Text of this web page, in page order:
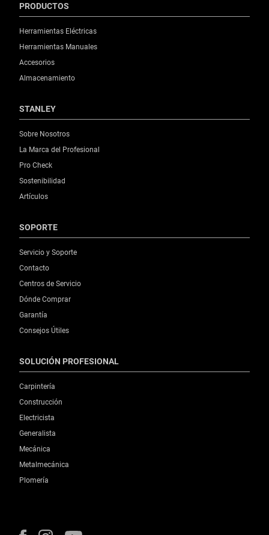
PRODUCTOS
Herramientas Eléctricas
Herramientas Manuales
Accesorios
Almacenamiento
STANLEY
Sobre Nosotros
La Marca del Profesional
Pro Check
Sostenibilidad
Artículos
SOPORTE
Servicio y Soporte
Contacto
Centros de Servicio
Dónde Comprar
Garantía
Consejos Útiles
SOLUCIÓN PROFESIONAL
Carpintería
Construcción
Electricista
Generalista
Mecánica
Metalmecánica
Plomería